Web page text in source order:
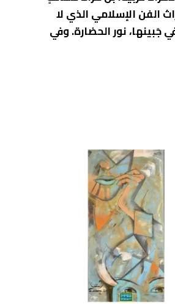
الفن الإسلامي الذي لا
نور الحضارة. وفي